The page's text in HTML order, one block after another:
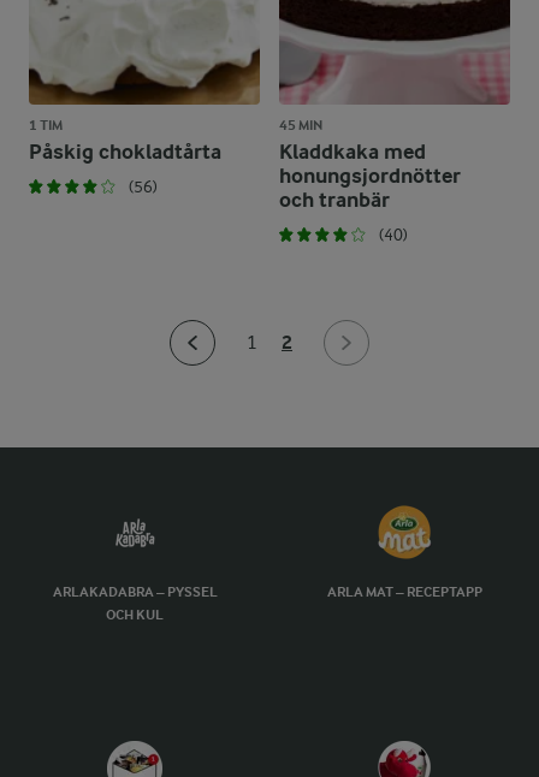
1 TIM
Påskig chokladtårta
(56)
45 MIN
Kladdkaka med
honungsjordnötter
och tranbär
(40)
1 2
ARLAKADABRA – PYSSEL
OCH KUL
ARLA MAT – RECEPTAPP